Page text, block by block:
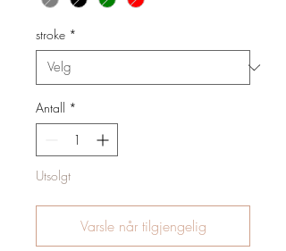
stroke *
Antall *
Utsolgt
Varsle når tilgjengelig